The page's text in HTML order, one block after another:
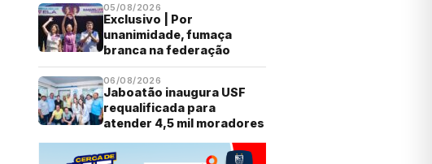
05/08/2026
Exclusivo | Por
unanimidade, fumaça
branca na federação
06/08/2026
Jaboatão inaugura USF
requalificada para
atender 4,5 mil moradores